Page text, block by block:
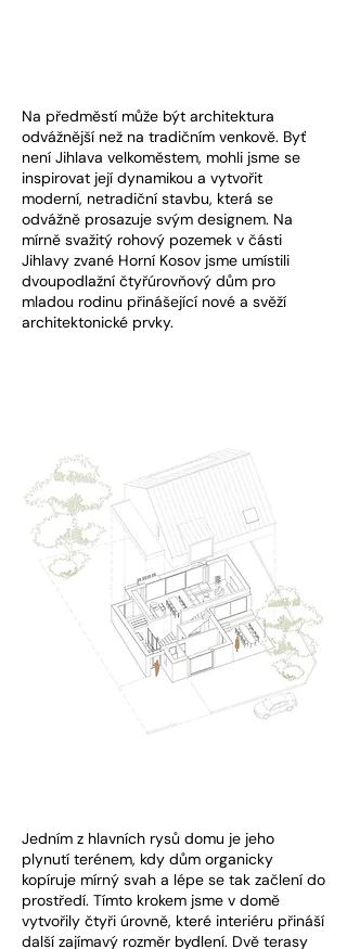
Na předměstí může být architektura
odvážnější než na tradičním venkově. Byť
není Jihlava velkoměstem, mohli jsme se
inspirovat její dynamikou a vytvořit
moderní, netradiční stavbu, která se
odvážně prosazuje svým designem. Na
mírně svažitý rohový pozemek v části
Jihlavy zvané Horní Kosov jsme umístili
dvoupodlažní čtyřúrovňový dům pro
mladou rodinu přinášející nové a svěží
architektonické prvky.
Jedním z hlavních rysů domu je jeho
plynutí terénem, kdy dům organicky
kopíruje mírný svah a lépe se tak začlení do
prostředí. Tímto krokem jsme v domě
vytvořily čtyři úrovně, které interiéru přináší
další zajímavý rozměr bydlení. Dvě terasy